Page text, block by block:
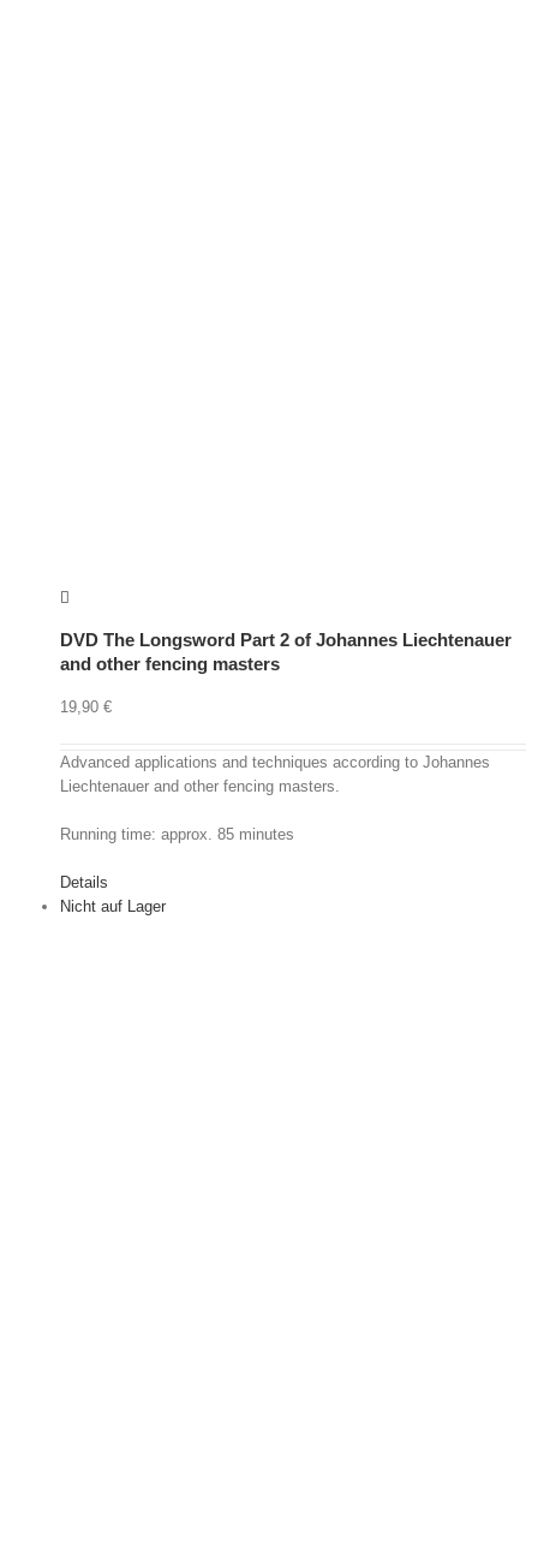
DVD The Longsword Part 2 of Johannes Liechtenauer
and other fencing masters
19,90 €
Advanced applications and techniques according to Johannes
Liechtenauer and other fencing masters.
Running time: approx. 85 minutes
Details
Nicht auf Lager